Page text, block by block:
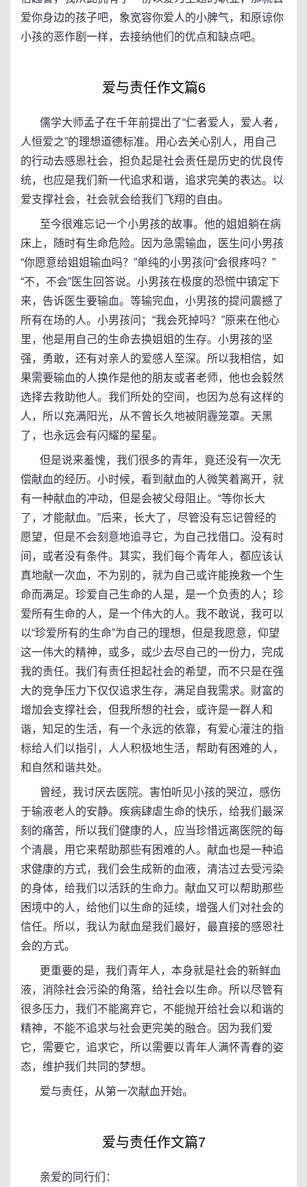
爱你身边的孩子吧，象宽容你爱人的小脾气，和原谅你
小孩的恶作剧一样，去接纳他们的优点和缺点吧。
爱与责任作文篇6
儒学大师孟子在千年前提出了“仁者爱人，爱人者，
人恒爱之”的理想道德标准。用心去关心别人，用自己
的行动去感恩社会，担负起是社会责任是历史的优良传
统，也应是我们新一代追求和谐，追求完美的表达。以
爱支撑社会，社会就会给我们飞翔的自由。
至今很难忘记一个小男孩的故事。他的姐姐躺在病
床上，随时有生命危险。因为急需输血，医生问小男孩
“你愿意给姐姐输血吗？”单纯的小男孩问“会很疼吗？”
“不，不会”医生回答说。小男孩在极度的恐慌中镇定下
来，告诉医生要输血。等输完血，小男孩的提问震撼了
所有在场的人。小男孩问；“我会死掉吗？”原来在他心
里，他是用自己的生命去换姐姐的生存。小男孩的坚
强，勇敢，还有对亲人的爱感人至深。所以我相信，如
果需要输血的人换作是他的朋友或者老师，他也会毅然
选择去救助他人。我们所处的空间，也因为总有这样的
人，所以充满阳光，从不曾长久地被阴霾笼罩。天黑
了，也永远会有闪耀的星星。
但是说来羞愧，我们很多的青年，竟还没有一次无
偿献血的经历。小时候，看到献血的人微笑着离开，就
有一种献血的冲动，但是会被父母阻止。“等你长大
了，才能献血。”后来，长大了，尽管没有忘记曾经的
愿望，但是不会刻意地追寻它，为自己找借口。没有时
间，或者没有条件。其实，我们每个青年人，都应该认
真地献一次血，不为别的，就为自己或许能挽救一个生
命而满足。珍爱自己生命的人是，是一个负责的人；珍
爱所有生命的人，是一个伟大的人。我不敢说，我可以
以“珍爱所有的生命”为自己的理想，但是我愿意，仰望
这一伟大的精神，或多，或少去尽自己的一份力，完成
我的责任。我们有责任担起社会的希望，而不只是在强
大的竞争压力下仅仅追求生存，满足自我需求。财富的
增加会支撑社会，但我所想的社会，或许是一群人和
谐，知足的生活，有一个永远的依靠，有爱心灌注的指
标给人们以指引，人人积极地生活，帮助有困难的人，
和自然和谐共处。
曾经，我讨厌去医院。害怕听见小孩的哭泣，感伤
于输液老人的安静。疾病肆虐生命的快乐，给我们最深
刻的痛苦，所以我们健康的人，应当珍惜远离医院的每
个清晨，用它来帮助那些有困难的人。献血也是一种追
求健康的方式，我们会生成新的血液，清洁过去受污染
的身体，给我们以活跃的生命力。献血又可以帮助那些
困境中的人，给他们以生命的延续，增强人们对社会的
信任。所以，我认为献血是我们最好，最直接的感恩社
会的方式。
更重要的是，我们青年人，本身就是社会的新鲜血
液，消除社会污染的角落，给社会以生命。所以尽管有
很多压力，我们不能离弃它，不能抛开给社会以和谐的
精神，不能不追求与社会更完美的融合。因为我们爱
它，需要它，追求它，所以需要以青年人满怀青春的姿
态，维护我们共同的梦想。
爱与责任，从第一次献血开始。
爱与责任作文篇7
亲爱的同行们：